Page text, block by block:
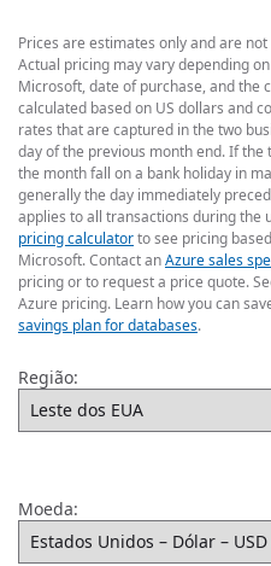
Prices are estimates only and are
Actual pricing may vary depending
Microsoft, date of purchase, and the
calculated based on US dollars and
rates that are captured in the two
day of the previous month end. If
the month fall on a bank holiday in
generally the day immediately
applies to all transactions during the
pricing calculatorto see pricing
Microsoft. Contact anAzure sales
pricing or to request a price quote.
Azure pricing. Learn how you can
savings plan for databases.
Região:
Moeda: